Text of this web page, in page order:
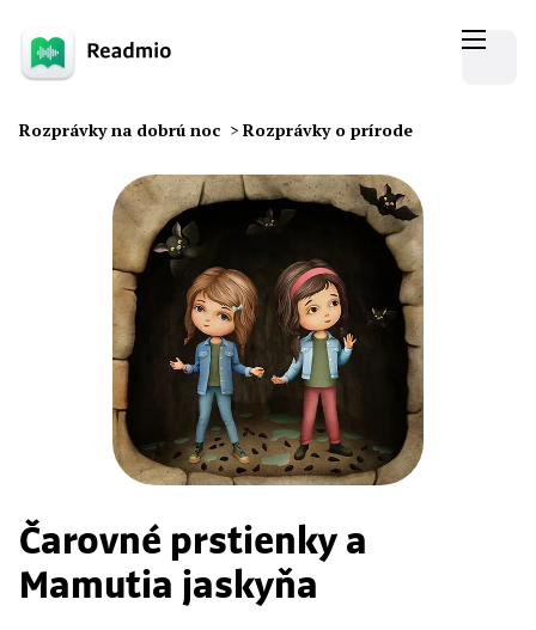
Rozprávky na dobrú noc > Rozprávky o prírode
Čarovné prstienky a
Mamutia jaskyňa